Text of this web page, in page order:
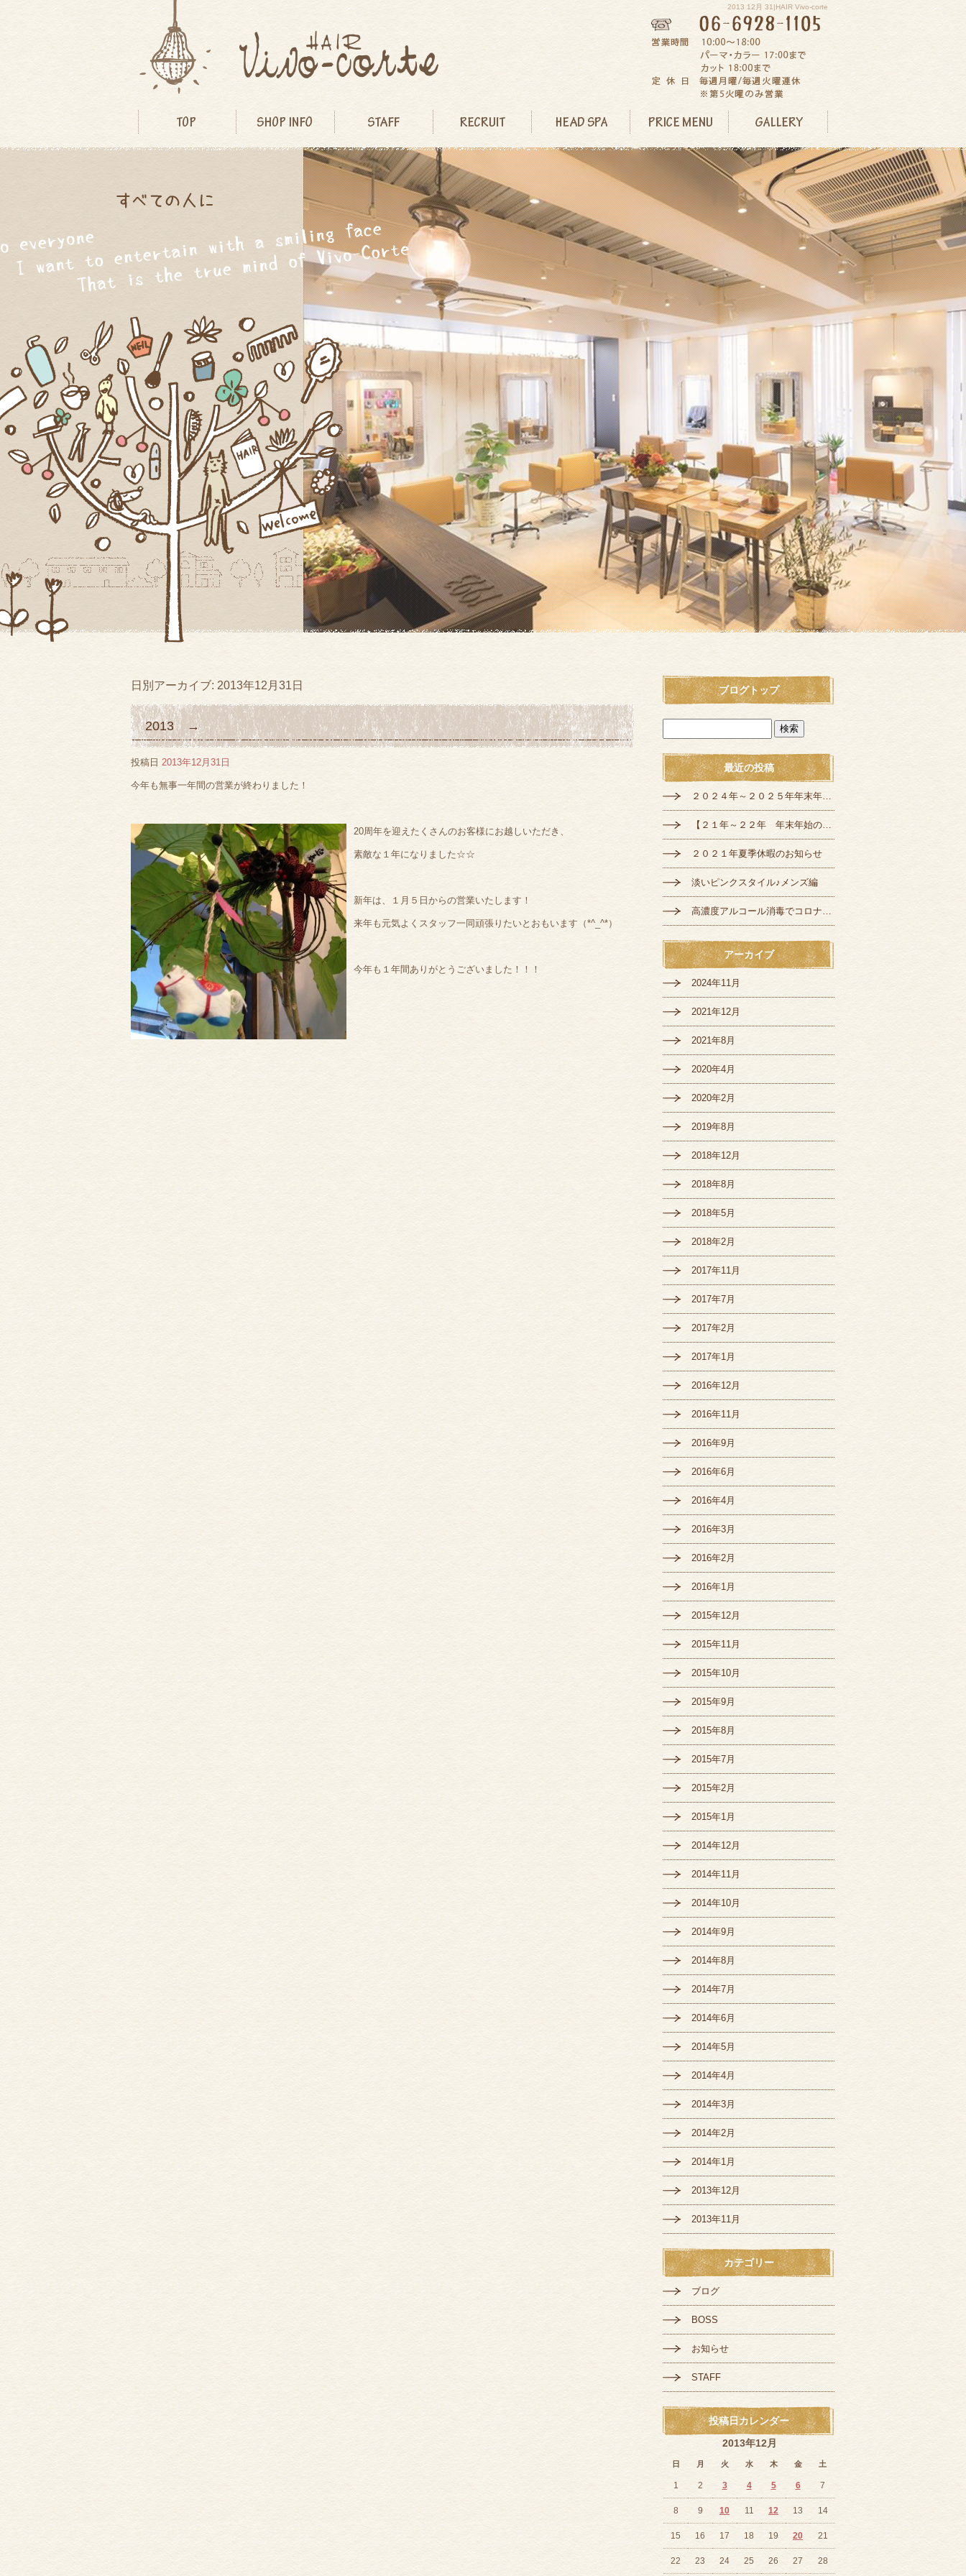
2013 12月 31|HAIR Vivo-corte
日別アーカイブ: 2013年12月31日
2013 →
投稿日 2013年12月31日
今年も無事一年間の営業が終わりました！
20周年を迎えたく さんのお客様にお越しいただき、
素敵な１年になりました☆☆
新年は、１月５日からの営業いたします！
来年も元気よくスタッフ一同頑張りたいとおもいます（*^_^*）
今年も１年間ありがとうございました！！！
ブログトップ
最近の投稿
２０２４年～２０２５年年末年始の定休日のお知らせ
【２１年～２２年 年末年始の営業のご案内】
２０２１年夏季休暇のお知らせ
淡いピンクスタイル♪メンズ編
高濃度アルコール消毒でコロナ対策♪
アーカイブ
2024年11月
2021年12月
2021年8月
2020年4月
2020年2月
2019年8月
2018年12月
2018年8月
2018年5月
2018年2月
2017年11月
2017年7月
2017年2月
2017年1月
2016年12月
2016年11月
2016年9月
2016年6月
2016年4月
2016年3月
2016年2月
2016年1月
2015年12月
2015年11月
2015年10月
2015年9月
2015年8月
2015年7月
2015年2月
2015年1月
2014年12月
2014年11月
2014年10月
2014年9月
2014年8月
2014年7月
2014年6月
2014年5月
2014年4月
2014年3月
2014年2月
2014年1月
2013年12月
2013年11月
カテゴリー
ブログ
BOSS
お知らせ
STAFF
投稿日カレンダー
2013年12月
日 月 火 水 木 金 土
1 2 3 4 5 6 7
8 9 10 11 12 13 14
15 16 17 18 19 20 21
22 23 24 25 26 27 28